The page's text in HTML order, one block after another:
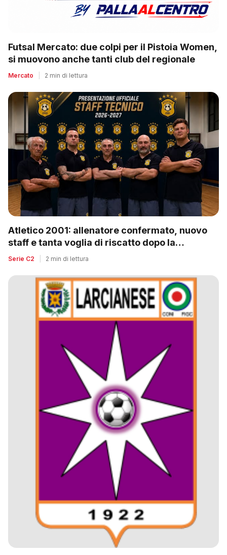
Futsal Mercato: due colpi per il Pistoia Women,
si muovono anche tanti club del regionale
Mercato 2 min di lettura
Atletico 2001: allenatore confermato, nuovo
staff e tanta voglia di riscatto dopo la
retrocessione
Serie C2 2 min di lettura